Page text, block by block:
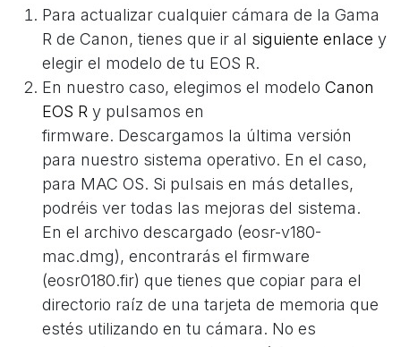
Para actualizar cualquier cámara de la Gama
R de Canon, tienes que ir al siguiente enlace y
elegir el modelo de tu EOS R.
En nuestro caso, elegimos el modelo Canon
EOS R y pulsamos en
firmware. Descargamos la última versión
para nuestro sistema operativo. En el caso,
para MAC OS. Si pulsais en más detalles,
podréis ver todas las mejoras del sistema.
En el archivo descargado (eosr-v180-
mac.dmg), encontrarás el firmware
(eosr0180.fir) que tienes que copiar para el
directorio raíz de una tarjeta de memoria que
estés utilizando en tu cámara. No es